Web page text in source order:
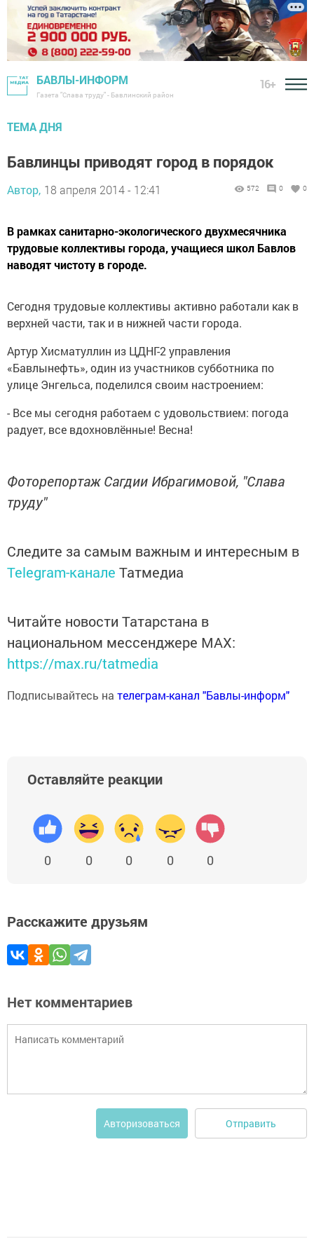
БАВЛЫ-ИНФОРМ
Газета "Слава труду" - Бавлинский район
16+
ТЕМА ДНЯ
Бавлинцы приводят город в порядок
Автор, 18 апреля 2014 - 12:41 572 0 0
В рамках санитарно-экологического двухмесячника
трудовые коллективы города, учащиеся школ Бавлов
наводят чистоту в городе.
Сегодня трудовые коллективы активно работали как в
верхней части, так и в нижней части города.
Артур Хисматуллин из ЦДНГ-2 управления
«Бавлынефть», один из участников субботника по
улице Энгельса, поделился своим настроением:
- Все мы сегодня работаем с удовольствием: погода
радует, все вдохновлённые! Весна!
Фоторепортаж Сагдии Ибрагимовой, "Слава
труду"
Следите за самым важным и интересным в
Telegram-канале Татмедиа
Читайте новости Татарстана в
национальном мессенджере MАХ:
https://max.ru/tatmedia
Подписывайтесь на телеграм-канал "Бавлы-информ"
Оставляйте реакции
0 0 0 0 0
Расскажите друзьям
Нет комментариев
Авторизоваться Отправить